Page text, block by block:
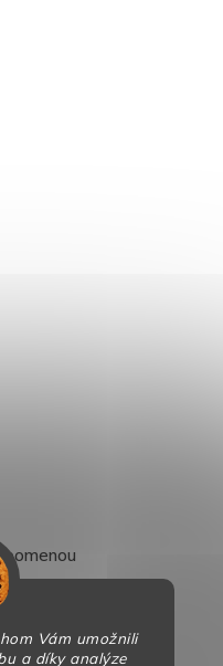
Vám umožnili
a díky analýze